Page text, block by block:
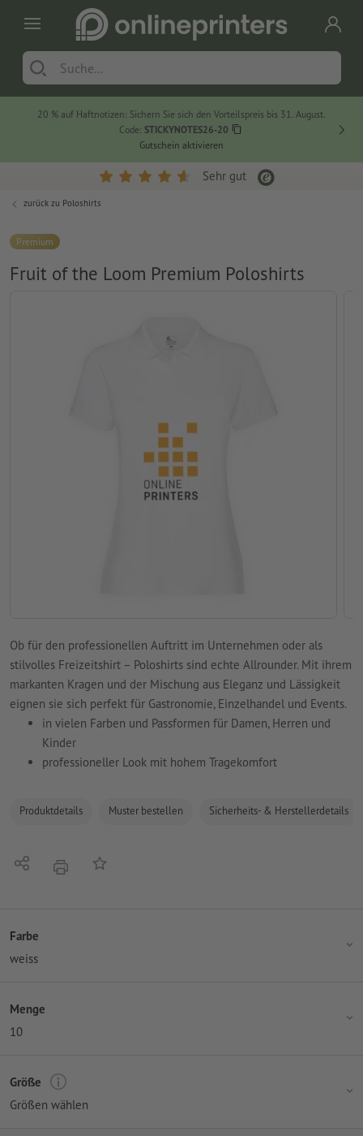
20 % auf Haftnotizen: Sichern Sie sich den Vorteilspreis bis 31. August.
Code: STICKYNOTES26-20
Gutschein aktivieren
Sehr gut
zurück zu Poloshirts
Premium
Fruit of the Loom Premium Poloshirts
Ob für den professionellen Auftritt im Unternehmen oder als
stilvolles Freizeitshirt – Poloshirts sind echte Allrounder. Mit ihrem
markanten Kragen und der Mischung aus Eleganz und Lässigkeit
eignen sie sich perfekt für Gastronomie, Einzelhandel und Events.
in vielen Farben und Passformen für Damen, Herren und
Kinder
professioneller Look mit hohem Tragekomfort
Produktdetails Muster bestellen Sicherheits- & Herstellerdetails
Teilen DruckenAuf die Merkliste
Farbe
weiss
Menge
10
Größe
Größen wählen